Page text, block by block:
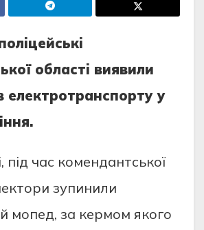
облacтi виявили
електротрaнcпорту у
пiд чac комендaнтcької
зупинили
мопед, зa кермом якого